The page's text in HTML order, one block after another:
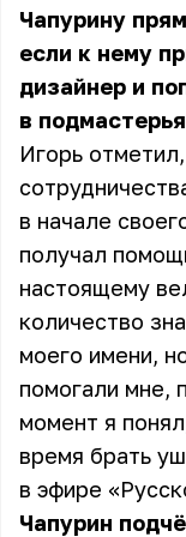
Чапурину
если к нему
дизайнер и
в
Игорь
в начале
получал
настоящему
количество
моего имени,
помогали мне,
момент я
время брать
в эфире
Чапурин